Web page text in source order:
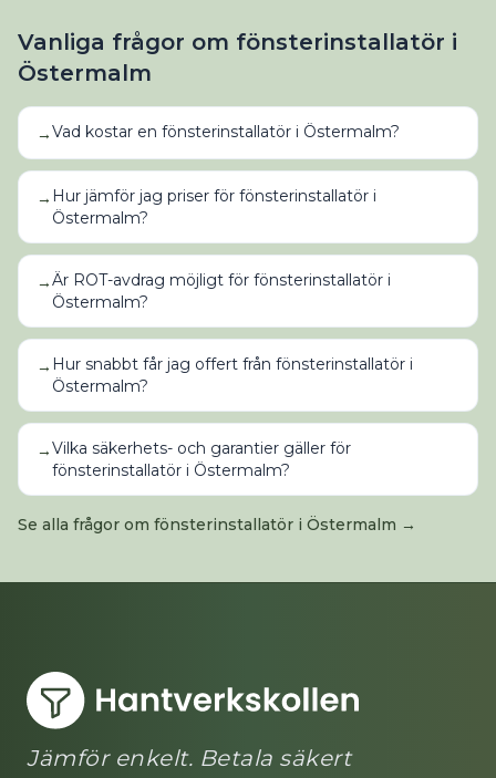
Vanliga frågor om fönsterinstallatör i
Östermalm
→Vad kostar en fönsterinstallatör i Östermalm?
→ Hur jämför jag priser för fönsterinstallatör i
Östermalm?
→Är ROT-avdrag möjligt för fönsterinstallatör i
Östermalm?
→ Hur snabbt får jag offert från fönsterinstallatör i
Östermalm?
→Vilka säkerhets- och garantier gäller för
fönsterinstallatör i Östermalm?
Se alla frågor om fönsterinstallatör i Östermalm →
Jämför enkelt. Betala säkert